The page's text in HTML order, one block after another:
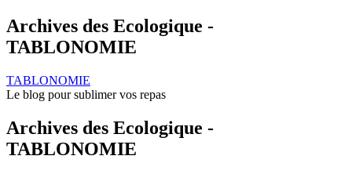
Archives des Ecologique -
TABLONOMIE
TABLONOMIE
Le blog pour sublimer vos repas
Archives des Ecologique -
TABLONOMIE